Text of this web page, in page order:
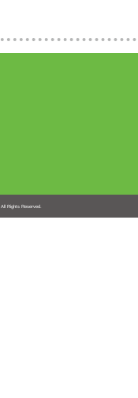
All Rights Reserved.